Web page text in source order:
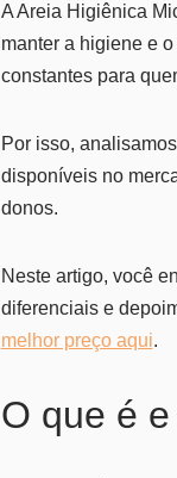
A Areia Higiênica
manter a higiene e
constantes para
Por isso,
disponíveis no
donos.
Neste artigo, você
diferenciais e
melhor preço aqui.
O que é